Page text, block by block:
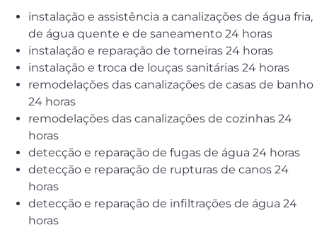
instalação e assistência a canalizações de água fria,
de água quente e de saneamento 24 horas
instalação e reparação de torneiras 24 horas
instalação e troca de louças sanitárias 24 horas
remodelações das canalizações de casas de banho
24 horas
remodelações das canalizações de cozinhas 24
horas
detecção e reparação de fugas de água 24 horas
detecção e reparação de rupturas de canos 24
horas
detecção e reparação de infiltrações de água 24
horas